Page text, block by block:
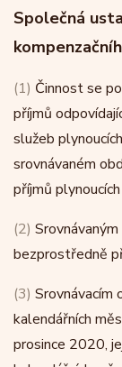
Společná
(1) Činnost se
příjmů
služeb
srovnávaném
příjmů
(2)
bezprostředně
(3) Srovnávacím
kalendářních
prosince 2020,